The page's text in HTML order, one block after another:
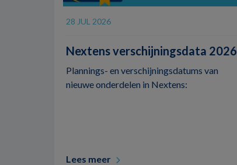
28 JUL 2026
Nextens verschijningsdata 2026
Plannings- en verschijningsdatums van
nieuwe onderdelen in Nextens:
Lees meer